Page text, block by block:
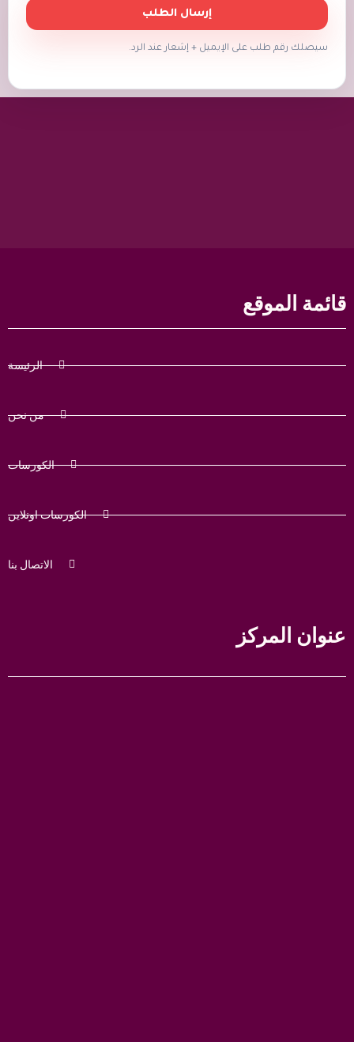
إرسال الطلب
سيصلك رقم طلب على الإيميل + إشعار عند الرد.
قائمة الموقع
الرئيسة
من نحن
الكورسات
الكورسات اونلاين
الاتصال بنا
عنوان المركز